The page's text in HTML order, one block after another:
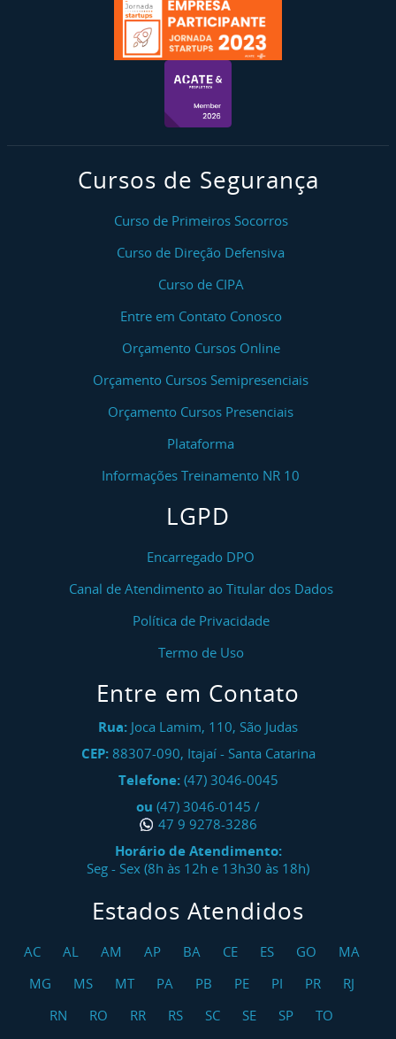
Cursos de Segurança
Curso de Primeiros Socorros
Curso de Direção Defensiva
Curso de CIPA
Entre em Contato Conosco
Orçamento Cursos Online
Orçamento Cursos Semipresenciais
Orçamento Cursos Presenciais
Plataforma
Informações Treinamento NR 10
LGPD
Encarregado DPO
Canal de Atendimento ao Titular dos Dados
Política de Privacidade
Termo de Uso
Entre em Contato
Rua: Joca Lamim, 110, São Judas
CEP: 88307-090, Itajaí- Santa Catarina
Telefone: (47) 3046-0045
ou (47) 3046-0145 /
47 9 9278-3286
Horário de Atendimento:
Seg - Sex (8h às 12h e 13h30 às 18h)
Estados Atendidos
AC AL AM AP BA CE ES GO
MA
MG
MS MT PA PB PE PI PR
RJ
RN
RO RR RS SC SE SP TO